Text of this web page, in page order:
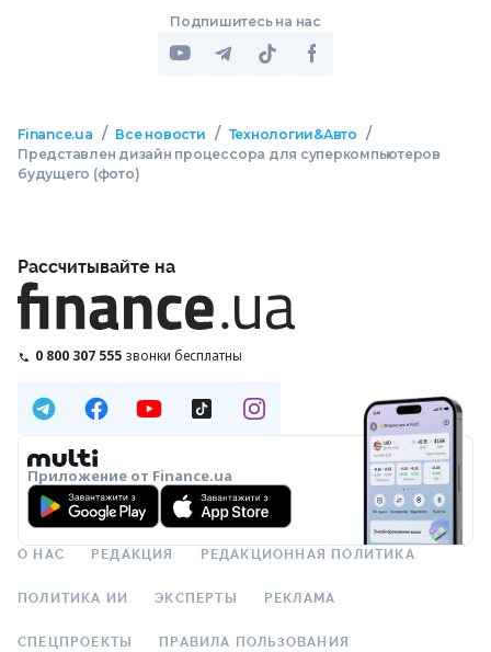
Подпишитесь на нас
Finance.ua / Все новости / Технологии&Авто /
Представлен дизайн процессора для суперкомпьютеров
будущего (фото)
Рассчитывайте на
0 800 307 555 звонки бесплатны
Приложение от Finance.ua
О НАС РЕДАКЦИЯ РЕДАКЦИОННАЯ ПОЛИТИКА
ПОЛИТИКА ИИ ЭКСПЕРТЫ РЕКЛАМА
СПЕЦПРОЕКТЫ ПРАВИЛА ПОЛЬЗОВАНИЯ